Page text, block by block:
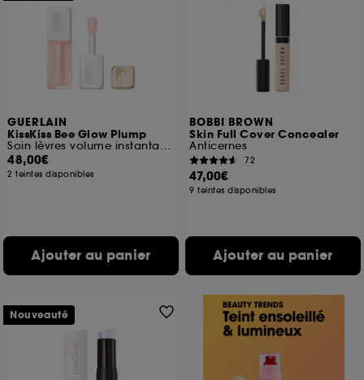
GUERLAIN
KissKiss Bee Glow Plump
Soin lèvres volume instantané & longue durée
48,00€
2 teintes disponibles
Ajouter au panier
BOBBI BROWN
Skin Full Cover Concealer
Anticernes
72
47,00€
9 teintes disponibles
Ajouter au panier
Nouveauté